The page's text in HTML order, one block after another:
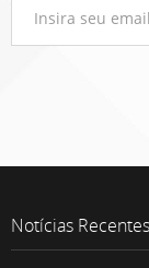
Notícias Recentes